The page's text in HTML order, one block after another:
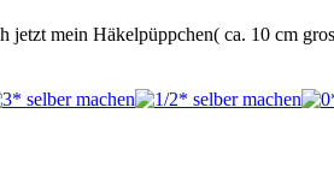
mein Häkelpüppchen( ca. 10 cm